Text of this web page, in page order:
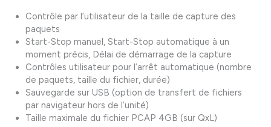
Contrôle par l’utilisateur de la taille de capture des
paquets
Start-Stop manuel, Start-Stop automatique à un
moment précis, Délai de démarrage de la capture
Contrôles utilisateur pour l’arrêt automatique (nombre
de paquets, taille du fichier, durée)
Sauvegarde sur USB (option de transfert de fichiers
par navigateur hors de l’unité)
Taille maximale du fichier PCAP 4GB (sur QxL)